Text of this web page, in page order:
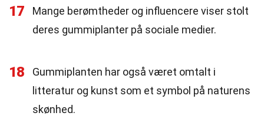
17
Mange berømtheder og influencere viser stolt
deres gummiplanter på sociale medier.
18
Gummiplanten har også været omtalt i
litteratur og kunst som et symbol på naturens
skønhed.